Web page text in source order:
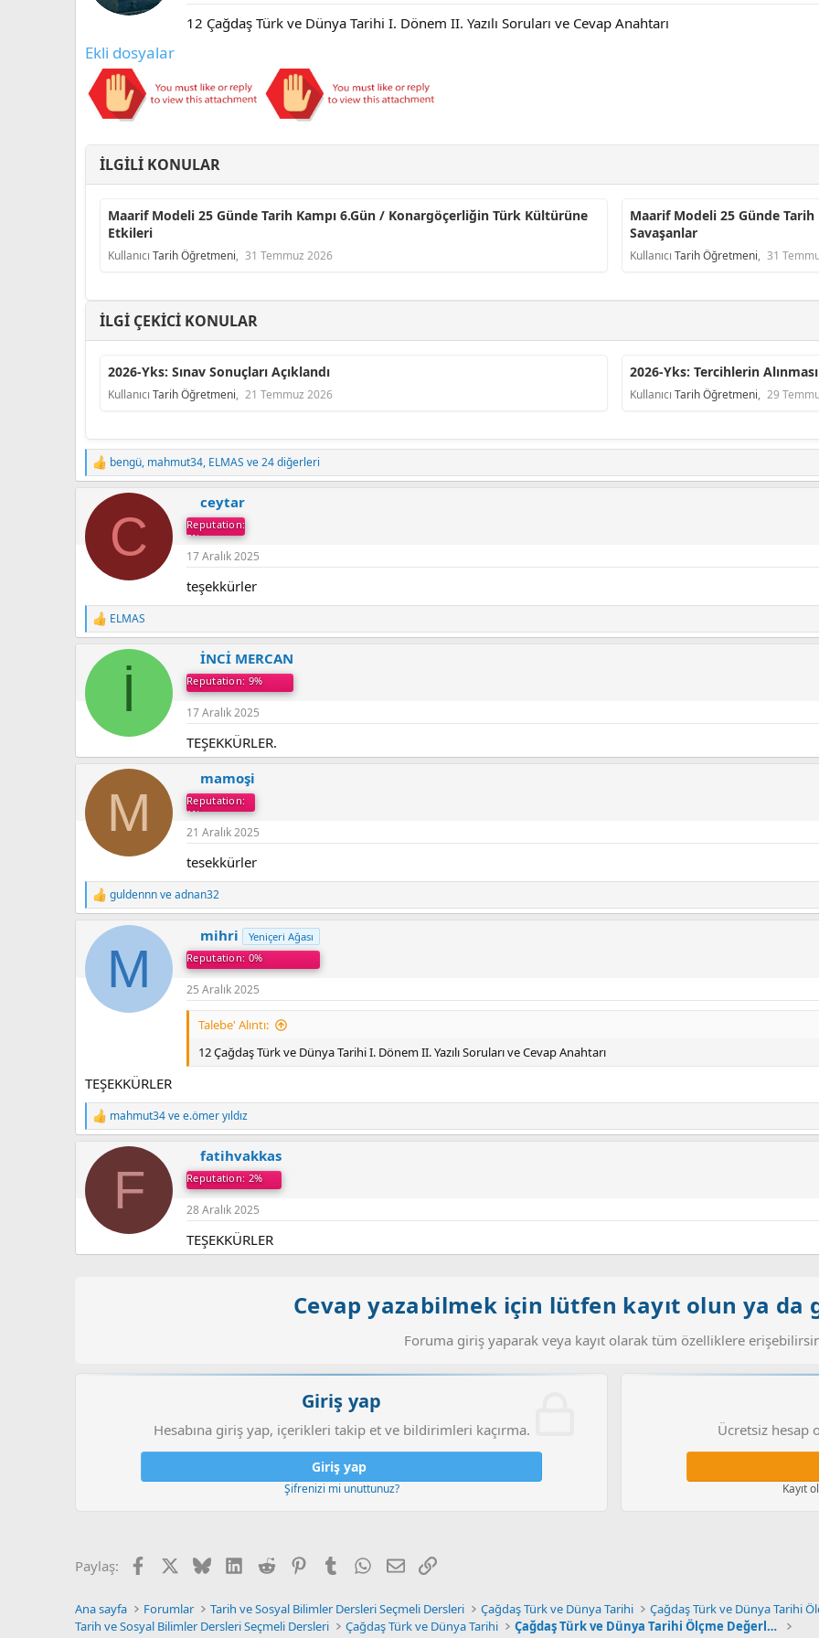
12 Çağdaş Türk ve Dünya Tarihi I. Dönem II. Yazılı Soruları ve Cevap Anahtarı
Ekli dosyalar
İLGILI KONULAR
Maarif Modeli 25 Günde Tarih Kampı 6.Gün / Konargöçerliğin Türk Kültürüne
Etkileri
Kullanıcı Tarih Öğretmeni, 31 Temmuz 2026
Maarif Modeli 25 Günde Tarih
Savaşanlar
Kullanıcı Tarih Öğretmeni, 31
İLGI ÇEKICI KONULAR
2026-Yks: Sınav Sonuçları Açıklandı
Kullanıcı Tarih Öğretmeni, 21 Temmuz 2026
2026-Yks: Tercihlerin Alınması
Kullanıcı Tarih Öğretmeni, 29
T
e
k
e
r
bengü, mahmut34, ELMAS ve 24 diğerleri
C
ceytar
Reputation:
5%
17 Aralık 2025
teşekkürler
T
e
k
e
ELMAS
İ
İNCİ MERCAN
Reputation: 9%
17 Aralık 2025
TEŞEKKÜRLER.
M
mamoşi
Reputation:
1%
21 Aralık 2025
tesekkürler
T
e
k
e
guldennnveadnan32
M
mihri
Yeniçeri Ağası
Reputation: 0%
25 Aralık 2025
Talebe' Alıntı:
12 Çağdaş Türk ve Dünya Tarihi I. Dönem II. Yazılı Soruları ve Cevap Anahtarı
TEŞEKKÜRLER
T
e
k
r
mahmut34vee.ömer yıldız
F
fatihvakkas
Reputation: 2%
28 Aralık 2025
TEŞEKKÜRLER
Cevap yazabilmek için lütfen kayıt olun ya da
Foruma giriş yaparak veya kayıt olarak tüm özelliklere
Giriş yap
Hesabına giriş yap, içerikleri takip et ve bildirimleri kaçırma.
Giriş yap
Şifrenizi mi unuttunuz?
Ücretsiz hesap
Kayıt
Paylaş: FacebookX (Twitter)
BlueskyLinkedIn
Reddit PinterestTumblr WhatsApp
E-postaLink
Ana sayfa Forumlar Tarih ve Sosyal Bilimler Dersleri Seçmeli Dersleri Çağdaş Türk ve Dünya Tarihi
Tarih ve Sosyal Bilimler Dersleri Seçmeli Dersleri
Çağdaş Türk ve Dünya Tarihi Çağdaş Türk ve Dünya Tarihi Ölçme Değerlendirme